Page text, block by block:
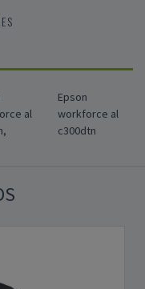
al
Epson
workforce al
c300dtn